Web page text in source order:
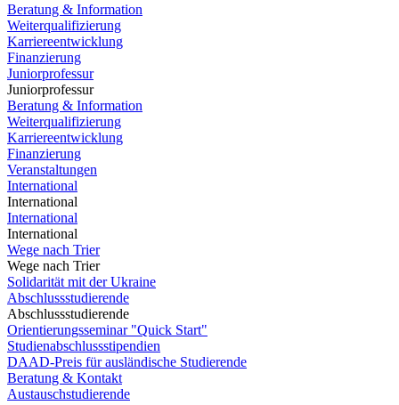
Beratung & Information
Weiterqualifizierung
Karriereentwicklung
Finanzierung
Juniorprofessur
Juniorprofessur
Beratung & Information
Weiterqualifizierung
Karriereentwicklung
Finanzierung
Veranstaltungen
International
International
International
International
Wege nach Trier
Wege nach Trier
Solidarität mit der Ukraine
Abschlussstudierende
Abschlussstudierende
Orientierungsseminar "Quick Start"
Studienabschlussstipendien
DAAD-Preis für ausländische Studierende
Beratung & Kontakt
Austauschstudierende